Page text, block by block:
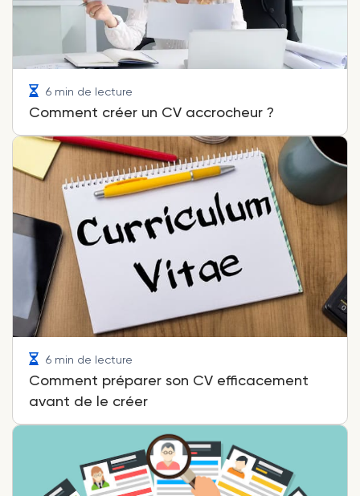
6 min de lecture
Comment créer un CV accrocheur ?
6 min de lecture
Comment préparer son CV efficacement
avant de le créer